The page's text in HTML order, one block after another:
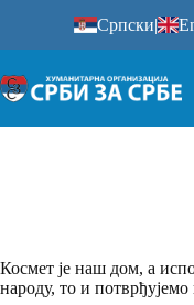
Српски|
Космет је наш дом, а
народу, то и потврђујемо